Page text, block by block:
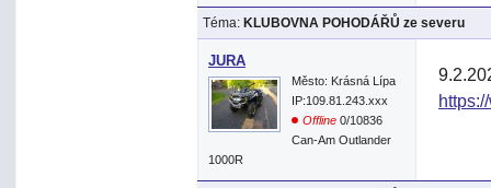
Téma: KLUBOVNA POHODÁŘŮ ze severu
JURA
Město: Krásná Lípa
IP:109.81.243.xxx
Offline 0/10836
Can-Am Outlander
1000R